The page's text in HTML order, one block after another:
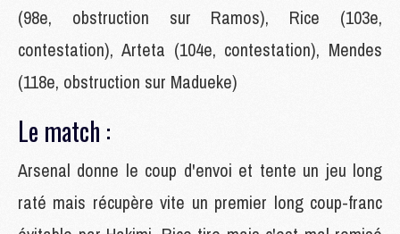
(98e, obstruction sur Ramos), Rice (103e,
contestation), Arteta (104e, contestation), Mendes
(118e, obstruction sur Madueke)
Le match :
Arsenal donne le coup d'envoi et tente un jeu long
raté mais récupère vite un premier long coup-franc